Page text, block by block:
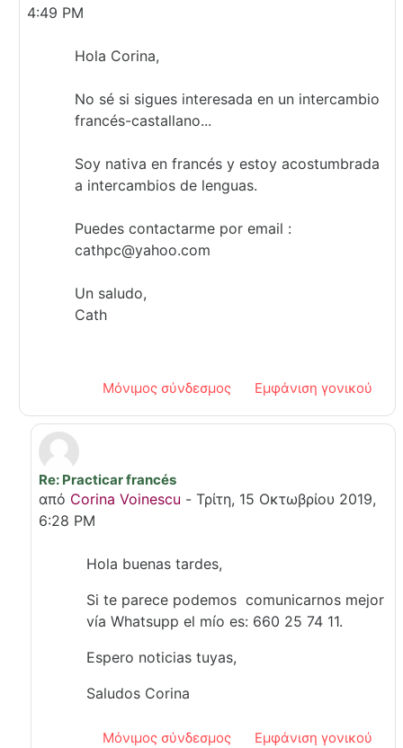
4:49 PM
Hola Corina,
No sé si sigues interesada en un intercambio
francés-castallano...
Soy nativa en francés y estoy acostumbrada
a intercambios de lenguas.
Puedes contactarme por email :
cathpc@yahoo.com
Un saludo,
Cath
Μόνιμος σύνδεσμος Εμφάνιση γονικού
Σε απάντηση σε Cath Petit-Clair
Re: Practicar francés
από Corina Voinescu - Τρίτη, 15 Οκτωβρίου 2019,
6:28 PM
Hola buenas tardes,
Si te parece podemos comunicarnos mejor
vía Whatsupp el mío es: 660 25 74 11.
Espero noticias tuyas,
Saludos Corina
Μόνιμος σύνδεσμος Εμφάνιση γονικού